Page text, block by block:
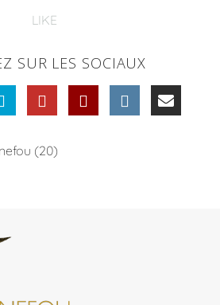
LIKE
SUR LES SOCIAUX
(20)